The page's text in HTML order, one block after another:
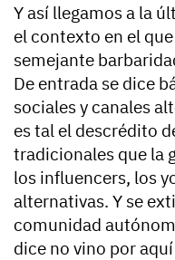
Y así llegamos a la
el contexto en el
semejante
De entrada se dice
sociales y canales
es tal el descrédito
tradicionales que la
los influencers, los
alternativas. Y se
comunidad
dice no vino por